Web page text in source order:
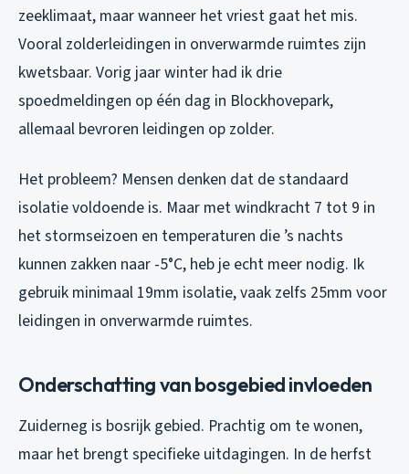
zeeklimaat, maar wanneer het vriest gaat het mis.
Vooral zolderleidingen in onverwarmde ruimtes zijn
kwetsbaar. Vorig jaar winter had ik drie
spoedmeldingen op één dag in Blockhovepark,
allemaal bevroren leidingen op zolder.
Het probleem? Mensen denken dat de standaard
isolatie voldoende is. Maar met windkracht 7 tot 9 in
het stormseizoen en temperaturen die ’s nachts
kunnen zakken naar -5°C, heb je echt meer nodig. Ik
gebruik minimaal 19mm isolatie, vaak zelfs 25mm voor
leidingen in onverwarmde ruimtes.
Onderschatting van bosgebied invloeden
Zuiderneg is bosrijk gebied. Prachtig om te wonen,
maar het brengt specifieke uitdagingen. In de herfst